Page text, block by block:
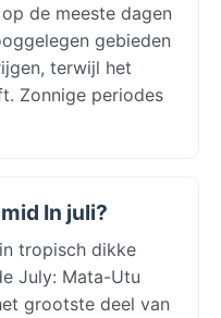
de meeste dagen
gebieden
terwijl het
Zonnige periodes
In juli?
tropisch dikke
July: Mata-Utu
grootste deel van